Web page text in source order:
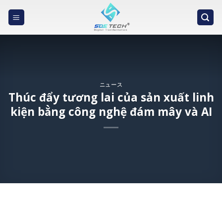
ニュース
Thúc đẩy tương lai của sản xuất linh
kiện bằng công nghệ đám mây và AI